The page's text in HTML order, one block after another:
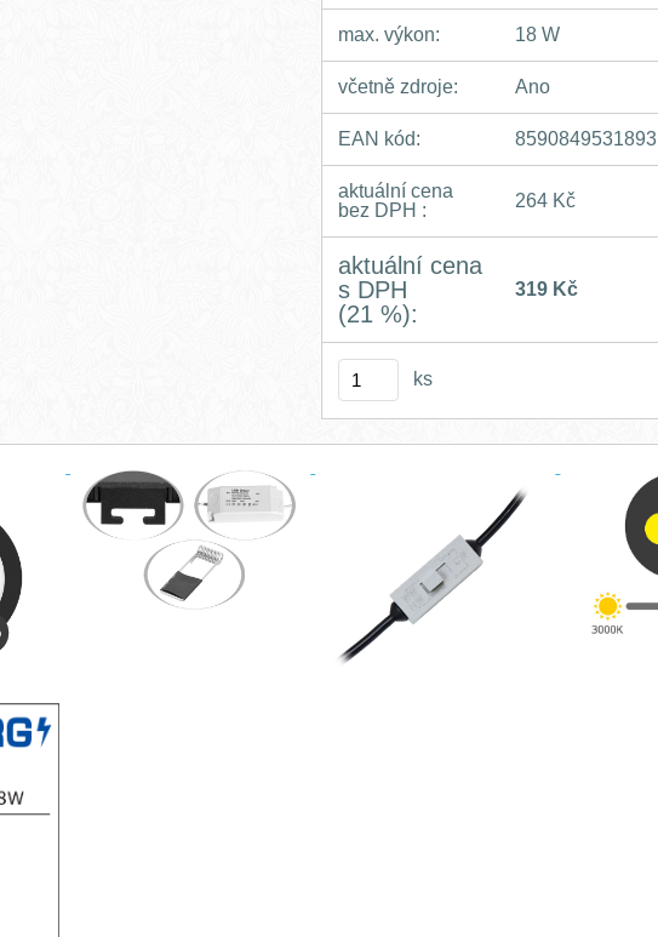
max. výkon: 18 W
včetně zdroje: Ano
EAN kód: 8590849531893
aktuální cena
bez DPH :
264 Kč
aktuální cena
s DPH
(21 %):
319 Kč
ks